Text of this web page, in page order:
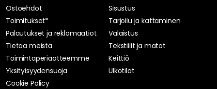
Ostoehdot
Toimitukset*
Palautukset ja reklamaatiot
Tietoa meistä
Toimintaperiaatteemme
Yksityisyydensuoja
Cookie Policy
Sisustus
Tarjoilu ja kattaminen
Valaistus
Tekstiilit ja matot
Keittiö
Ulkotilat